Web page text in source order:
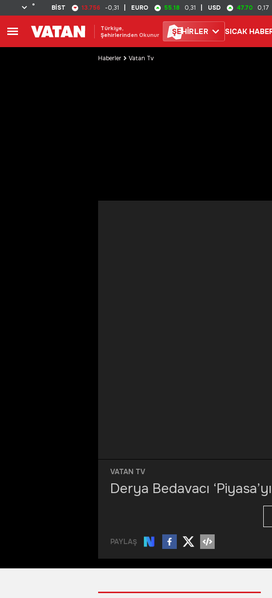
° BİST 13.756 -0,31 EURO 55.18 0,31 USD 47.70 0,17
Türkiye,
Şehirlerinden Okunur
ŞEHİRLER SICAK
Haberler Vatan Tv
VATAN TV
Derya Bedavacı
PAYLAŞ